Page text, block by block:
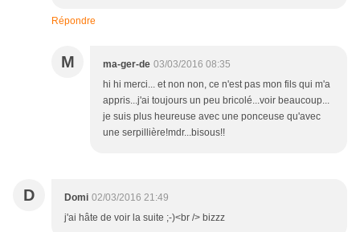
Répondre
M ma-ger-de 03/03/2016 08:35
hi hi merci... et non non, ce n'est pas mon fils qui m'a
appris...j'ai toujours un peu bricolé...voir beaucoup...
je suis plus heureuse avec une ponceuse qu'avec
une serpillière!mdr...bisous!!
D Domi 02/03/2016 21:49
j'ai hâte de voir la suite ;-)<br /> bizzz